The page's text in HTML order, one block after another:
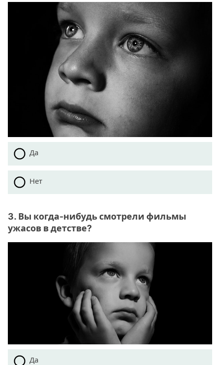
Да
Нет
3. Вы когда-нибудь смотрели фильмы
ужасов в детстве?
Да